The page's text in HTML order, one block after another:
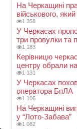
На Черкащині
військового,
1 358
У Черкасах
три провулки та
1 183
Керівницю
центру обрали
1 131
У Черкасах
оператора БпЛА
1 106
На Черкащині
у “Лото-Забава”
1 082